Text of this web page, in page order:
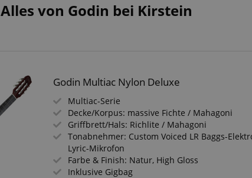
Alles von Godin bei Kirstein
Godin Multiac Nylon Deluxe
Multiac-Serie
Decke/Korpus: massive Fichte / Mahagoni
Griffbrett/Hals: Richlite / Mahagoni
Tonabnehmer: Custom Voiced LR Baggs-
Lyric-Mikrofon
Farbe & Finish: Natur, High Gloss
Inklusive Gigbag